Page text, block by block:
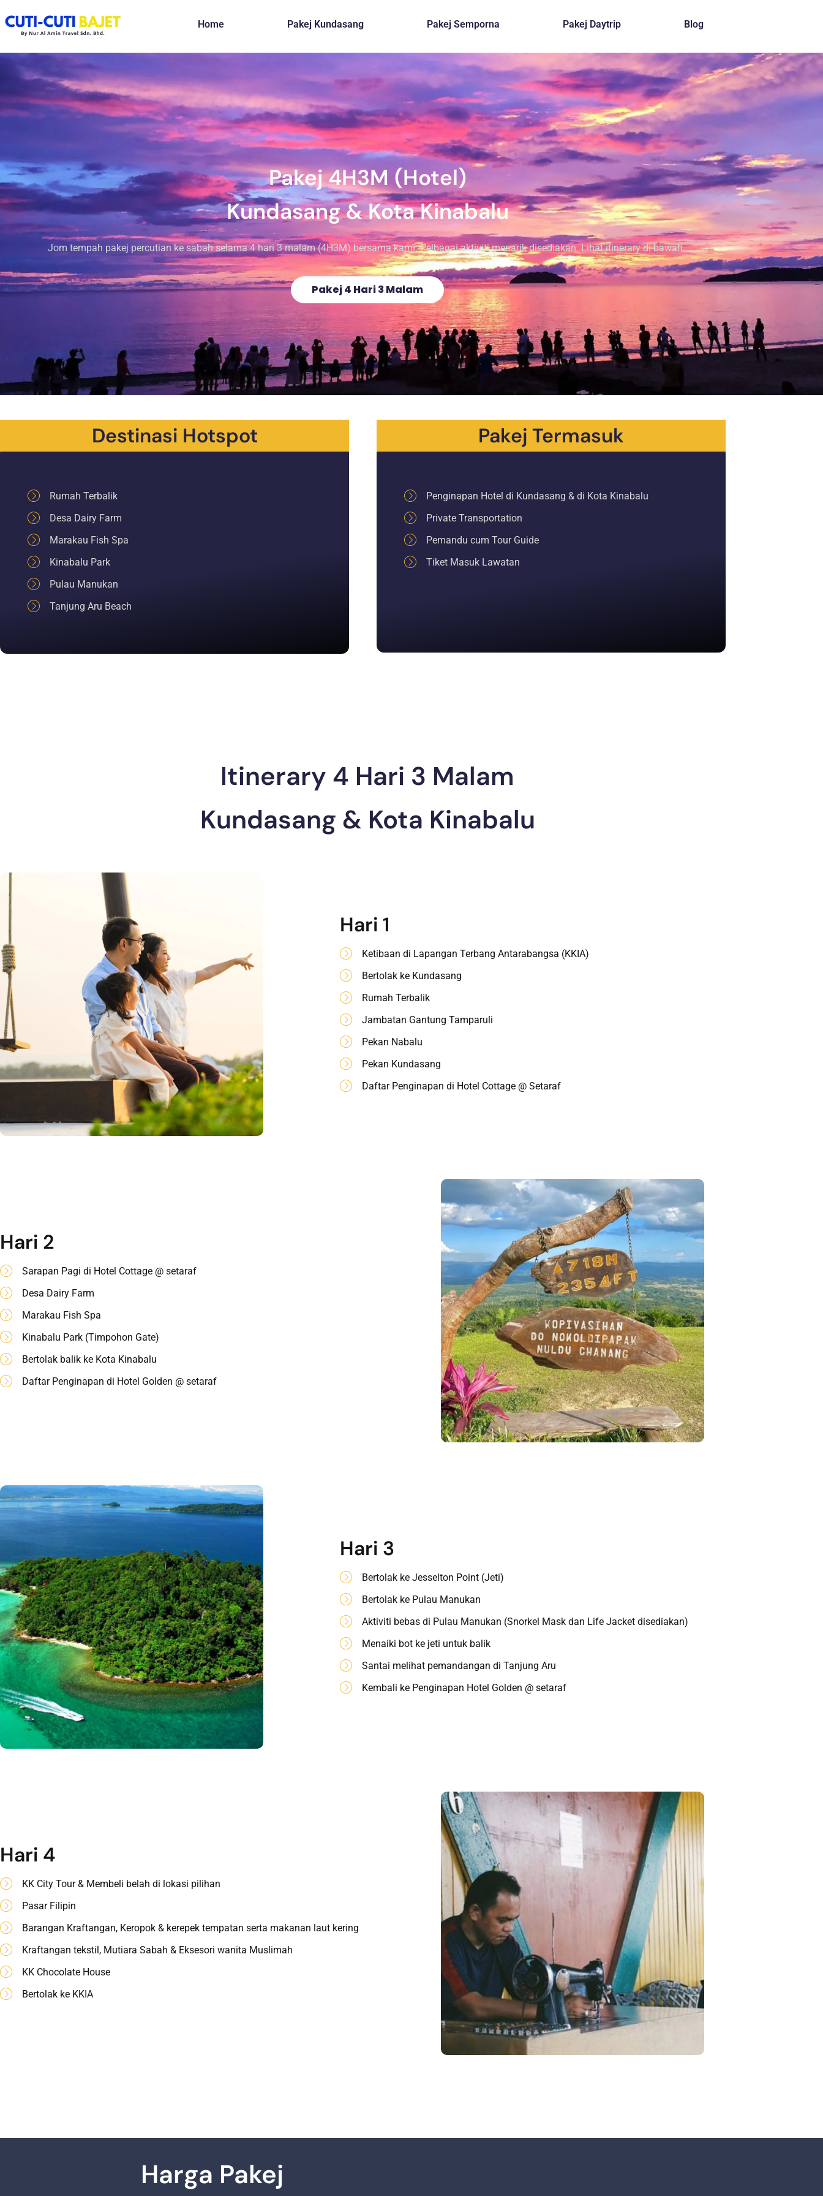
Home Pakej Kundasang Pakej Semporna Pakej Daytrip Blog
Pakej 4H3M (Hotel)
Kundasang & Kota Kinabalu
Jom tempah pakej percutian ke sabah selama 4 hari 3 malam (4H3M) bersama kami. Pelbagai aktiviti menarik disediakan. Lihat itinerary di bawah.
Pakej 4 Hari 3 Malam
Destinasi Hotspot
Rumah Terbalik
Desa Dairy Farm
Marakau Fish Spa
Kinabalu Park
Pulau Manukan
Tanjung Aru Beach
Pakej Termasuk
Penginapan Hotel di Kundasang & di Kota Kinabalu
Private Transportation
Pemandu cum Tour Guide
Tiket Masuk Lawatan
Itinerary 4 Hari 3 Malam
Kundasang & Kota Kinabalu
Hari 1
Ketibaan di Lapangan Terbang Antarabangsa (KKIA)
Bertolak ke Kundasang
Rumah Terbalik
Jambatan Gantung Tamparuli
Pekan Nabalu
Pekan Kundasang
Daftar Penginapan di Hotel Cottage @ Setaraf
Hari 2
Sarapan Pagi di Hotel Cottage @ setaraf
Desa Dairy Farm
Marakau Fish Spa
Kinabalu Park (Timpohon Gate)
Bertolak balik ke Kota Kinabalu
Daftar Penginapan di Hotel Golden @ setaraf
Hari 3
Bertolak ke Jesselton Point (Jeti)
Bertolak ke Pulau Manukan
Aktiviti bebas di Pulau Manukan (Snorkel Mask dan Life Jacket disediakan)
Menaiki bot ke jeti untuk balik
Santai melihat pemandangan di Tanjung Aru
Kembali ke Penginapan Hotel Golden @ setaraf
Hari 4
KK City Tour & Membeli belah di lokasi pilihan
Pasar Filipin
Barangan Kraftangan, Keropok & kerepek tempatan serta makanan laut kering
Kraftangan tekstil, Mutiara Sabah & Eksesori wanita Muslimah
KK Chocolate House
Bertolak ke KKIA
Harga Pakej